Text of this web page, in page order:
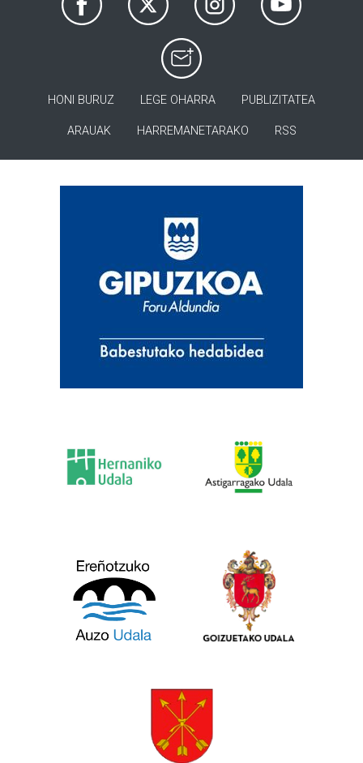
HONI BURUZ LEGE OHARRA PUBLIZITATEA
ARAUAK HARREMANETARAKO RSS